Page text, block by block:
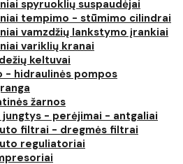
spyruoklių suspaudėjai
tempimo - stūmimo cilindrai
vamzdžių lankstymo įrankiai
variklių kranai
keltuvai
- hidraulinės pompos
žarnos
- perėjimai - antgaliai
filtrai - dregmės filtrai
reguliatoriai